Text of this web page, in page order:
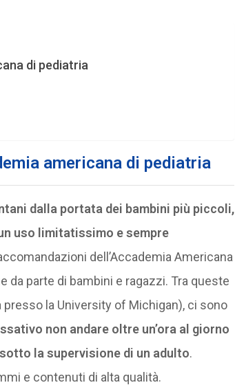
di pediatria
americana di pediatria
dalla portata dei bambini più piccoli,
uso limitatissimo e sempre
dell’Accademia Americana
da parte di bambini e ragazzi. Tra queste
la University of Michigan), ci sono
non andare oltre un’ora al giorno
la supervisione di un adulto.
e contenuti di alta qualità.